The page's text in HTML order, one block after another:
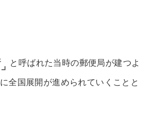
と呼ばれた当時の郵便局が建つよ
全国展開が進められていくことと